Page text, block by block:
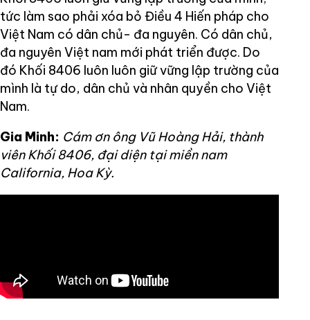
tức làm sao phải xóa bỏ Điều 4 Hiến pháp cho
Việt Nam có dân chủ- đa nguyên. Có dân chủ,
đa nguyên Việt nam mới phát triển được. Do
đó Khối 8406 luôn luôn giữ vững lập trường của
mình là tự do, dân chủ và nhân quyền cho Việt
Nam.
Gia Minh: Cám ơn ông Vũ Hoàng Hải, thành
viên Khối 8406, đại diện tại miền nam
California, Hoa Kỳ.